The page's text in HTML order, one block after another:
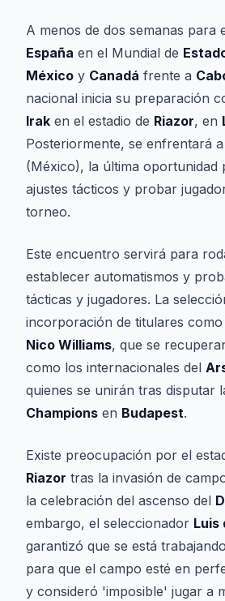
A menos de dos semanas para
España en el Mundial de
México y Canadá frente a
nacional inicia su preparación
Irak en el estadio de Riazor, en
Posteriormente, se enfrentará a
(México), la última oportunidad
ajustes tácticos y probar
torneo.
Este encuentro servirá para
establecer automatismos y
tácticas y jugadores. La
incorporación de titulares como
Nico Williams, que se
como los internacionales del
quienes se unirán tras disputar
Champions en Budapest.
Existe preocupación por el
Riazor tras la invasión de
la celebración del ascenso del
embargo, el seleccionador Luis
garantizó que se está
para que el campo esté en
y consideró 'imposible' jugar a